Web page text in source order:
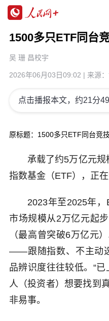
1500多只ETF同台
吴 珊 昌校宇
2026年06月03日09:02 | 来源：
原标题：1500多只ETF同台竞
承载了约5万亿元
指数基金（ETF），正
2023年至2025年，
市场规模从2万亿元起
（最高曾突破6万亿元
——跟随指数、不主动
品辨识度往往较低。“已
人（投资者）想要找到
非易事。